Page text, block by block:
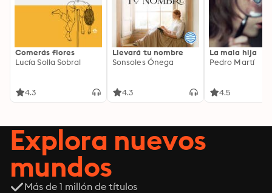
Comerás flores
Lucía Solla Sobral
4.3
Llevará tu nombre
Sonsoles Ónega
4.3
La mala hija
Pedro Martí
4.5
Explora nuevos
mundos
Más de 1 millón de títulos